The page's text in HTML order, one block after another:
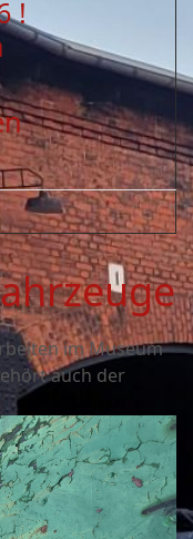
!
im Museum
auch der